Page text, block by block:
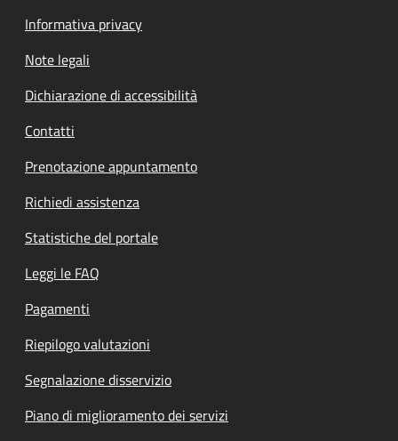
Informativa privacy
Note legali
Dichiarazione di accessibilità
Contatti
Prenotazione appuntamento
Richiedi assistenza
Statistiche del portale
Leggi le FAQ
Pagamenti
Riepilogo valutazioni
Segnalazione disservizio
Piano di miglioramento dei servizi